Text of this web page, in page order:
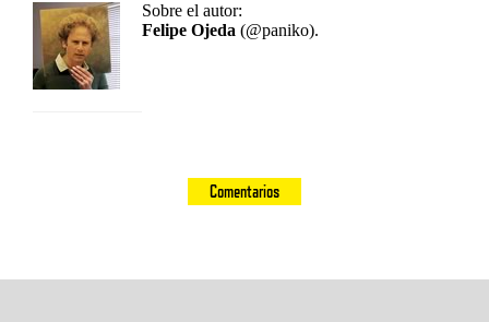
Sobre el autor:
Felipe Ojeda (@paniko).
Comentarios